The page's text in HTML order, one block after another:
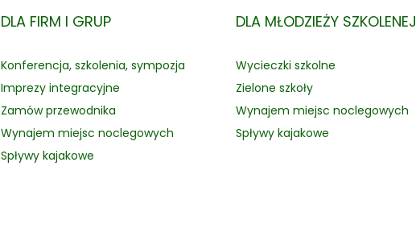
DLA FIRM I GRUP
Konferencja, szkolenia, sympozja
Imprezy integracyjne
Zamów przewodnika
Wynajem miejsc noclegowych
Spływy kajakowe
DLA MŁODZIEŻY SZKOLENEJ
Wycieczki szkolne
Zielone szkoły
Wynajem miejsc noclegowych
Spływy kajakowe